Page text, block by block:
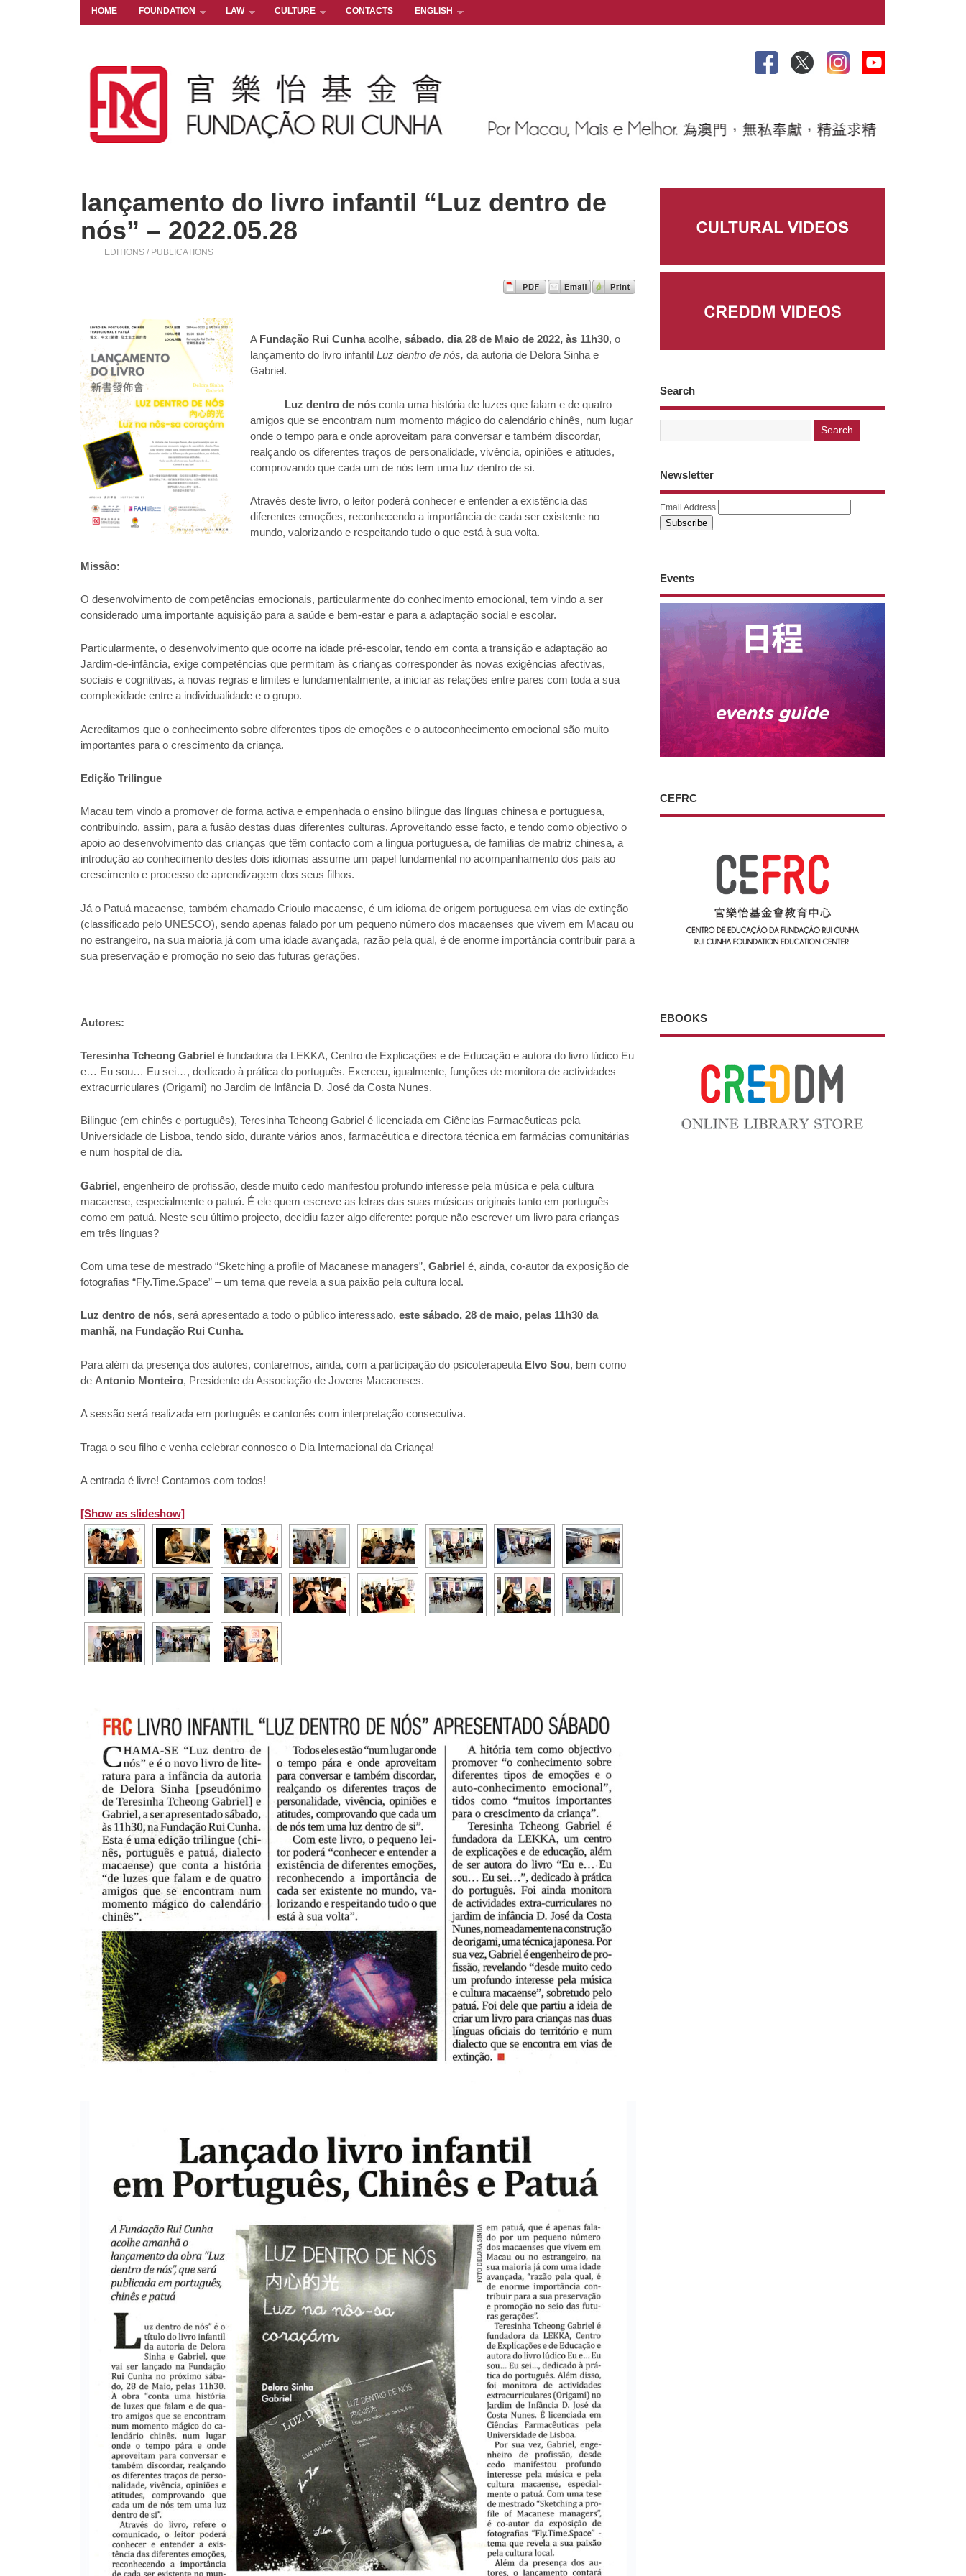
HOME FOUNDATION LAW CULTURE CONTACTS ENGLISH
lançamento do livro infantil “Luz dentro de
nós” – 2022.05.28
EDITIONS / PUBLICATIONS
A Fundação Rui Cunhaacolhe,sábado, dia 28 de Maio de 2022, às 11h30, o
lançamento do livro infantilLuz dentro de nós,da autoria de Delora Sinha e
Gabriel.
Luz dentro de nós conta uma história de luzes que falam e de quatro
amigos que se encontram num momento mágico do calendário chinês, num lugar
onde o tempo para e onde aproveitam para conversar e também discordar,
realçando os diferentes traços de personalidade, vivência, opiniões e atitudes,
comprovando que cada um de nós tem uma luz dentro de si.
Através deste livro, o leitor poderá conhecer e entender a existência das
diferentes emoções, reconhecendo a importância de cada ser existente no
mundo, valorizando e respeitando tudo o que está à sua volta.
Missão:
O desenvolvimento de competências emocionais, particularmente do conhecimento emocional, tem vindo a ser
considerado uma importante aquisição para a saúde e bem-estar e para a adaptação social e escolar.
Particularmente, o desenvolvimento que ocorre na idade pré-escolar, tendo em conta a transição e adaptação ao
Jardim-de-infância, exige competências que permitam às crianças corresponder às novas exigências afectivas,
sociais e cognitivas, a novas regras e limites e fundamentalmente, a iniciar as relações entre pares com toda a sua
complexidade entre a individualidade e o grupo.
Acreditamos que o conhecimento sobre diferentes tipos de emoções e o autoconhecimento emocional são muito
importantes para o crescimento da criança.
Edição Trilingue
Macau tem vindo a promover de forma activa e empenhada o ensino bilingue das línguas chinesa e portuguesa,
contribuindo, assim, para a fusão destas duas diferentes culturas. Aproveitando esse facto, e tendo como objectivo o
apoio ao desenvolvimento das crianças que têm contacto com a língua portuguesa, de famílias de matriz chinesa, a
introdução ao conhecimento destes dois idiomas assume um papel fundamental no acompanhamento dos pais ao
crescimento e processo de aprendizagem dos seus filhos.
Já o Patuá macaense, também chamado Crioulo macaense, é um idioma de origem portuguesa em vias de extinção
(classificado pelo UNESCO), sendo apenas falado por um pequeno número dos macaenses que vivem em Macau ou
no estrangeiro, na sua maioria já com uma idade avançada, razão pela qual, é de enorme importância contribuir para a
sua preservação e promoção no seio das futuras gerações.
Autores:
Teresinha Tcheong Gabriel é fundadora da LEKKA, Centro de Explicações e de Educação e autora do livro lúdico Eu
e… Eu sou… Eu sei…, dedicado à prática do português. Exerceu, igualmente, funções de monitora de actividades
extracurriculares (Origami) no Jardim de Infância D. José da Costa Nunes.
Bilingue (em chinês e português), Teresinha Tcheong Gabriel é licenciada em Ciências Farmacêuticas pela
Universidade de Lisboa, tendo sido, durante vários anos, farmacêutica e directora técnica em farmácias comunitárias
e num hospital de dia.
Gabriel, engenheiro de profissão, desde muito cedo manifestou profundo interesse pela música e pela cultura
macaense, especialmente o patuá. É ele quem escreve as letras das suas músicas originais tanto em português
como em patuá. Neste seu último projecto, decidiu fazer algo diferente: porque não escrever um livro para crianças
em três línguas?
Com uma tese de mestrado “Sketching a profile of Macanese managers”, Gabriel é, ainda, co-autor da exposição de
fotografias “Fly.Time.Space” – um tema que revela a sua paixão pela cultura local.
Luz dentro de nós, será apresentado a todo o público interessado, este sábado, 28 de maio, pelas 11h30 da
manhã, na Fundação Rui Cunha.
Para além da presença dos autores, contaremos, ainda, com a participação do psicoterapeuta Elvo Sou, bem como
de Antonio Monteiro, Presidente da Associação de Jovens Macaenses.
A sessão será realizada em português e cantonês com interpretação consecutiva.
Traga o seu filho e venha celebrar connosco o Dia Internacional da Criança!
A entrada é livre! Contamos com todos!
[Show as slideshow]
Search
Newsletter
Email Address
Events
CEFRC
EBOOKS